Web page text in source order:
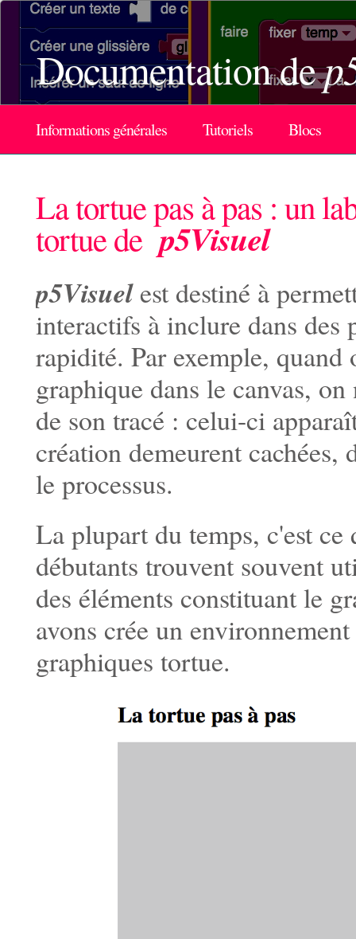
Documentation de
Informations générales Tutoriels Blocs
La tortue pas à pas : un
tortue dep5Visuel
p5Visuelest destiné à
interactifs à inclure dans
rapidité. Par exemple,
graphique dans le canvas,
de son tracé : celui-ci
création demeurent
le processus.
La plupart du temps, c'est ce
débutants trouvent souvent
des éléments constituant le
avons crée un
graphiques tortue.